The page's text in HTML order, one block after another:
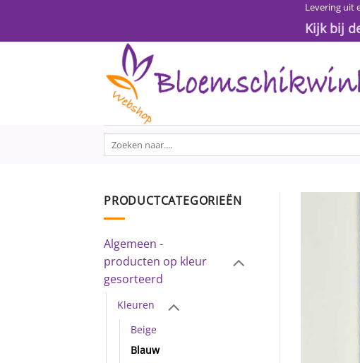
inhoud
Levering uit
Kijk bij
Zoeken
naar:
PRODUCTCATEGORIEËN
Algemeen -
producten op kleur
gesorteerd
Kleuren
Beige
Blauw